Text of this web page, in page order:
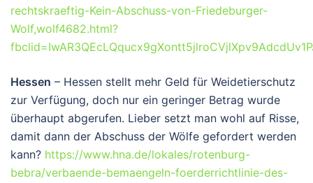
rechtskraeftig-Kein-Abschuss-von-Friedeburger-
Wolf,wolf4682.html?
Hessen – Hessen stellt mehr Geld für Weidetierschutz
zur Verfügung, doch nur ein geringer Betrag wurde
überhaupt abgerufen. Lieber setzt man wohl auf Risse,
damit dann der Abschuss der Wölfe gefordert werden
kann? https://www.hna.de/lokales/rotenburg-
bebra/verbaende-bemaengeln-foerderrichtlinie-des-